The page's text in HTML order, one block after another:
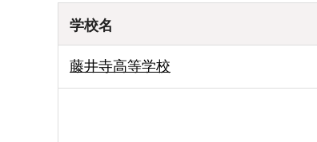
学校名
藤井寺高等学校